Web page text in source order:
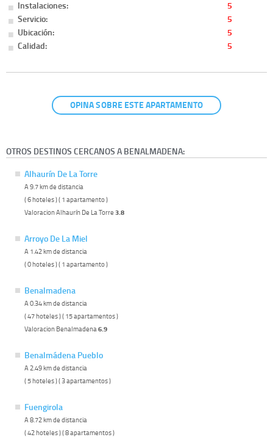
Instalaciones:
5
Servicio:
5
Ubicación:
5
Calidad:
5
OPINA SOBRE ESTE APARTAMENTO
OTROS DESTINOS CERCANOS A BENALMADENA:
Alhaurín De La Torre
A 9.7 km de distancia
( 6 hoteles ) ( 1 apartamento )
Valoracion Alhaurín De La Torre 3.8
Arroyo De La Miel
A 1.42 km de distancia
( 0 hoteles ) ( 1 apartamento )
Benalmadena
A 0.34 km de distancia
( 47 hoteles ) ( 15 apartamentos )
Valoracion Benalmadena6.9
Benalmádena Pueblo
A 2.49 km de distancia
( 5 hoteles ) ( 3 apartamentos )
Fuengirola
A 8.72 km de distancia
( 42 hoteles ) ( 8 apartamentos )